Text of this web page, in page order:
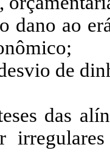
dano ao
de
das